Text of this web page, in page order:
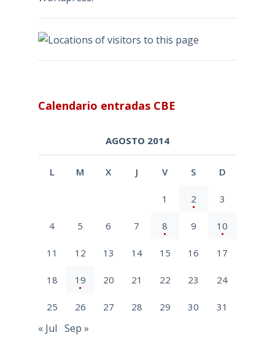
Calendario entradas CBE
AGOSTO 2014
L M X J V S D
1 2 3
4 5 6 7 8 9 10
11 12 13 14 15 16 17
18 19 20 21 22 23 24
25 26 27 28 29 30 31
« Jul Sep »